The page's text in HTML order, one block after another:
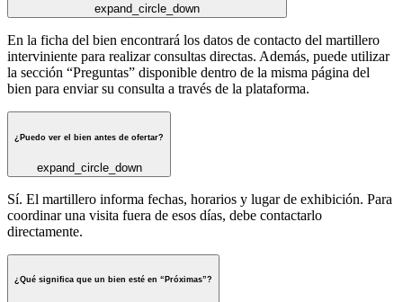
expand_circle_down
En la ficha del bien encontrará los datos de contacto del martillero
interviniente para realizar consultas directas. Además, puede utilizar
la sección “Preguntas” disponible dentro de la misma página del
bien para enviar su consulta a través de la plataforma.
¿Puedo ver el bien antes de ofertar?
expand_circle_down
Sí. El martillero informa fechas, horarios y lugar de exhibición. Para
coordinar una visita fuera de esos días, debe contactarlo
directamente.
¿Qué significa que un bien esté en “Próximas”?